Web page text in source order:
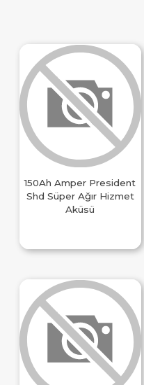
150Ah Amper President
Shd Süper Ağır Hizmet
Aküsü